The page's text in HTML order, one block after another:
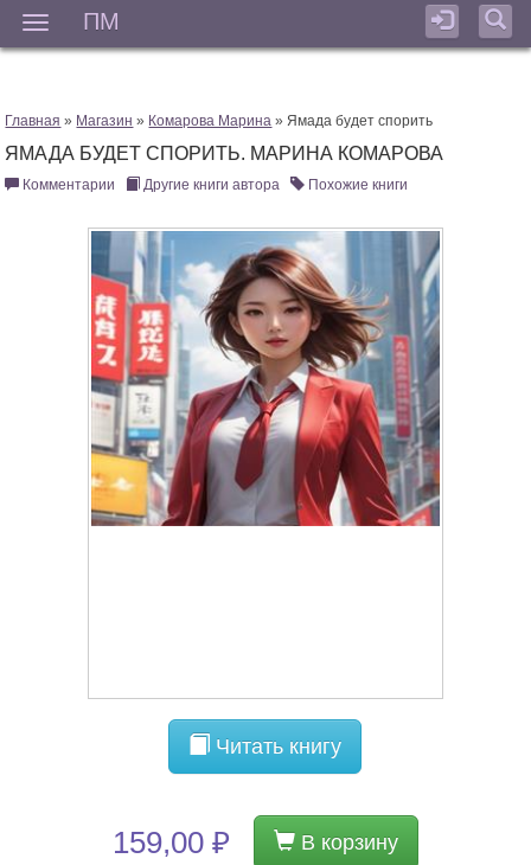
ПМ
Главная » Магазин » Комарова Марина » Ямада будет спорить
ЯМАДА БУДЕТ СПОРИТЬ. МАРИНА КОМАРОВА
Комментарии Другие книги автора Похожие книги
Читать книгу
159,00 ₽ В корзину